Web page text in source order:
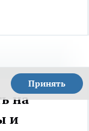
Принять
на
и